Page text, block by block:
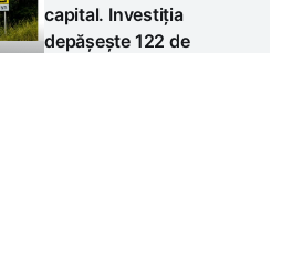
capital. Investiția
depășește 122 de